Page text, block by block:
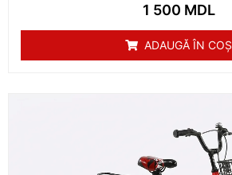
1 500 MDL
ADAUGĂ ÎN COȘ